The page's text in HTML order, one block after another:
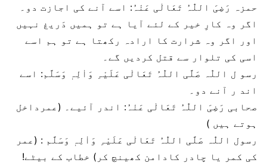
حمزہ رَضِیَ اللّٰہُ تَعَالٰی عَنْہُ: اسے آنے کی اجازت دو۔
اگر وہ کارِ خیر کے لئے آیا ہے تو ہمیں دَریغ نہیں
اور اگر وہ شرارت کا ارادہ رکھتا ہے تو ہم اسے
اسی کی تلوار سے قتل کردیں گے۔
رسو ل اللّٰہ صَلَّی اللّٰہُ تَعَالٰی عَلَیْہِ وَاٰلِہٖ وَسَلَّم: اسے
اند ر آنے دو۔
صحابی رَضِیَ اللّٰہُ تَعَالٰی عَنْہُ: اندر آئیے۔ (عمرداخل
ہوتے ہیں )
رسول اللّٰہ صَلَّی اللّٰہُ تَعَالٰی عَلَیْہِ وَاٰلِہٖ وَسَلَّم : (عمر
کی کمر یا چادر کادامن کھینچ کر) خطاب کے بیٹے!